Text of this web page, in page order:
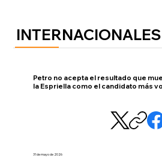
INTERNACIONALES
Petro no acepta el resultado que
la Espriella como el candidato más
31 de mayo de 2026